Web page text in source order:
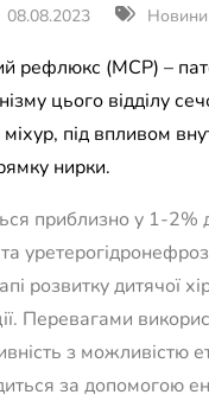
08.08.2023 Новини
рефлюкс (МСР) –
цього відділу
під впливом
нирки.
приблизно у 1-2%
розвитку дитячої
Перевагами
з можливістю
за допомогою